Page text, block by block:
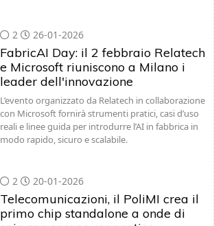
2 26-01-2026
FabricAI Day: il 2 febbraio Relatech
e Microsoft riuniscono a Milano i
leader dell'innovazione
L’evento organizzato da Relatech in collaborazione
con Microsoft fornirà strumenti pratici, casi d’uso
reali e linee guida per introdurre l’AI in fabbrica in
modo rapido, sicuro e scalabile.
2 20-01-2026
Telecomunicazioni, il PoliMI crea il
primo chip standalone a onde di